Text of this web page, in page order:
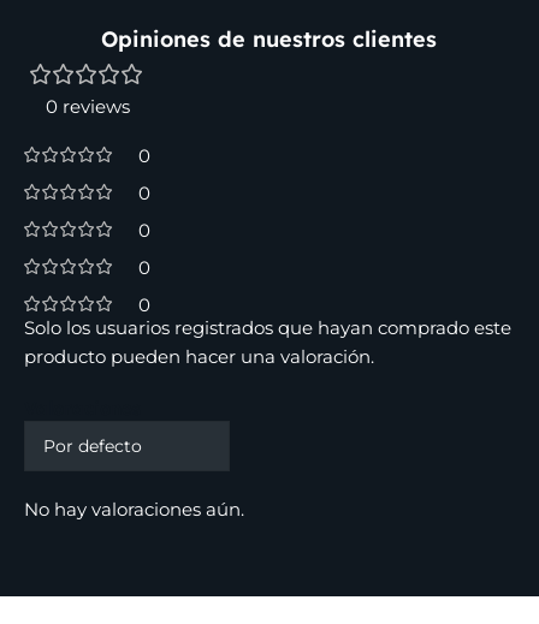
Opiniones de nuestros clientes
0 reviews
0
0
0
0
0
No hay valoraciones aún.
Solo los usuarios registrados que hayan comprado este
producto pueden hacer una valoración.